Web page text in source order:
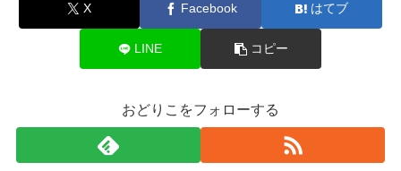
X Facebook はてブ
LINE コピー
おどりこをフォローする